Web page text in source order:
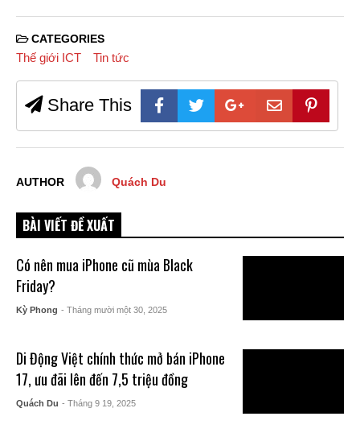
CATEGORIES
Thế giới ICT Tin tức
Share This
AUTHOR Quách Du
BÀI VIẾT ĐỀ XUẤT
Có nên mua iPhone cũ mùa Black
Friday?
Kỳ Phong - Tháng mười một 30, 2025
Di Động Việt chính thức mở bán iPhone
17, ưu đãi lên đến 7,5 triệu đồng
Quách Du - Tháng 9 19, 2025